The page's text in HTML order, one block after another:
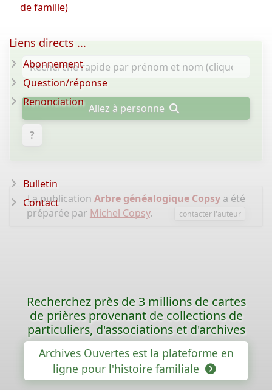
de famille)
Allez à personne
?
La publication Arbre généalogique Copsya été
préparée par Michel Copsy. contacter l'auteur
Liens directs ...
Abonnement
Question/réponse
Renonciation
Bulletin
Contact
Recherchez près de 3 millions de cartes
de prières provenant de collections de
particuliers, d'associations et d'archives
Archives Ouvertes est la plateforme en
ligne pour l'histoire familiale